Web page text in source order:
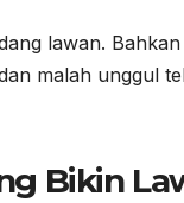
lawan.
malah unggul
Bikin